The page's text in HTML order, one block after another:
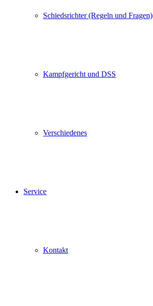
Schiedsrichter (Regeln und Fragen)
Kampfgericht und DSS
Verschiedenes
Service
Kontakt